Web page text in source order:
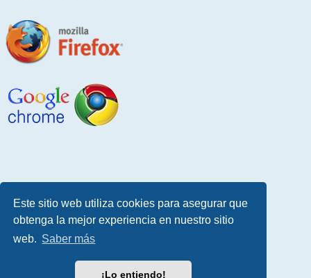
Este sitio web utiliza cookies para asegurar que
obtenga la mejor experiencia en nuestro sitio
web. Saber más
¡Lo entiendo!